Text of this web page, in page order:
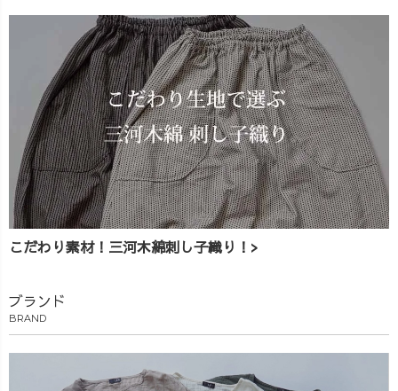
こだわり素材！三河木綿刺し子織り！>
ブランド
BRAND